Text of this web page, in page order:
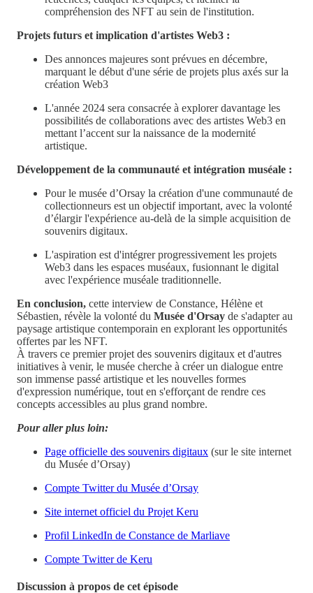
compréhension des NFT au sein de l'institution.
Projets futurs et implication d'artistes Web3 :
Des annonces majeures sont prévues en décembre,
marquant le début d'une série de projets plus axés sur la
création Web3
L'année 2024 sera consacrée à explorer davantage les
possibilités de collaborations avec des artistes Web3 en
mettant l’accent sur la naissance de la modernité
artistique.
Développement de la communauté et intégration muséale :
Pour le musée d’Orsay la création d'une communauté de
collectionneurs est un objectif important, avec la volonté
d’élargir l'expérience au-delà de la simple acquisition de
souvenirs digitaux.
L'aspiration est d'intégrer progressivement les projets
Web3 dans les espaces muséaux, fusionnant le digital
avec l'expérience muséale traditionnelle.
En conclusion, cette interview de Constance, Hélène et
Sébastien, révèle la volonté du Musée d'Orsay de s'adapter au
paysage artistique contemporain en explorant les opportunités
offertes par les NFT.
À travers ce premier projet des souvenirs digitaux et d'autres
initiatives à venir, le musée cherche à créer un dialogue entre
son immense passé artistique et les nouvelles formes
d'expression numérique, tout en s'efforçant de rendre ces
concepts accessibles au plus grand nombre.
Pour aller plus loin:
Page officielle des souvenirs digitaux (sur le site internet
du Musée d’Orsay)
Compte Twitter du Musée d’Orsay
Site internet officiel du Projet Keru
Profil LinkedIn de Constance de Marliave
Compte Twitter de Keru
Discussion à propos de cet épisode